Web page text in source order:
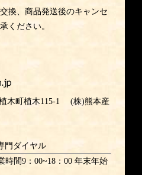
換、商品発送後のキャンセ
ください。
木町植木115-1 (株)熊本産
門ダイヤル
時間9：00~18：00 年末年始